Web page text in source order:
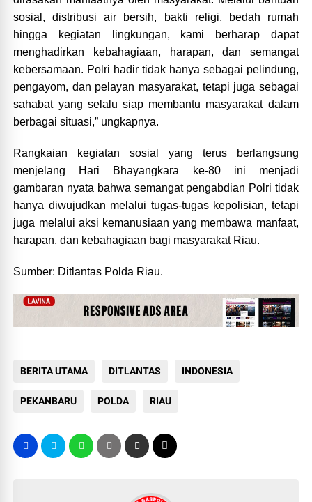
sosial, distribusi air bersih, bakti religi, bedah rumah
hingga kegiatan lingkungan, kami berharap dapat
menghadirkan kebahagiaan, harapan, dan semangat
kebersamaan. Polri hadir tidak hanya sebagai pelindung,
pengayom, dan pelayan masyarakat, tetapi juga sebagai
sahabat yang selalu siap membantu masyarakat dalam
berbagai situasi,” ungkapnya.
Rangkaian kegiatan sosial yang terus berlangsung
menjelang Hari Bhayangkara ke-80 ini menjadi
gambaran nyata bahwa semangat pengabdian Polri tidak
hanya diwujudkan melalui tugas-tugas kepolisian, tetapi
juga melalui aksi kemanusiaan yang membawa manfaat,
harapan, dan kebahagiaan bagi masyarakat Riau.
Sumber: Ditlantas Polda Riau.
BERITA UTAMA DITLANTAS INDONESIA
PEKANBARU POLDA RIAU